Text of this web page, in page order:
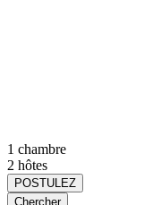
1 chambre
2 hôtes
POSTULEZ
Chercher